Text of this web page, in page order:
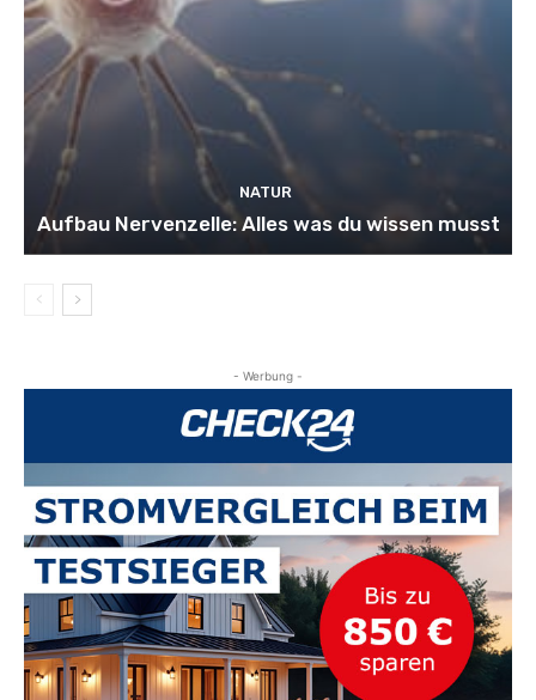
NATUR
Aufbau Nervenzelle: Alles was du wissen musst
- Werbung -